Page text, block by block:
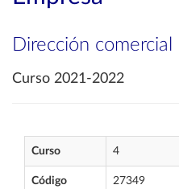
Dirección comercial II
Curso 2021-2022
Curso 4
Código 27349